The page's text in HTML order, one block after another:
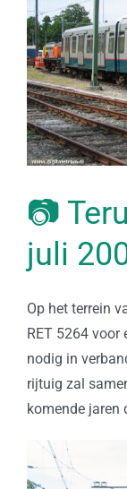
📷
juli
Op het terrein
RET 5264 voor
nodig in
rijtuig zal
komende jaren